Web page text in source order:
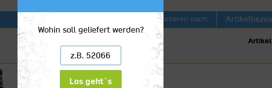
Sortieren nach:
Diebels Alt
Wohin soll geliefert werden?
Los geht`s